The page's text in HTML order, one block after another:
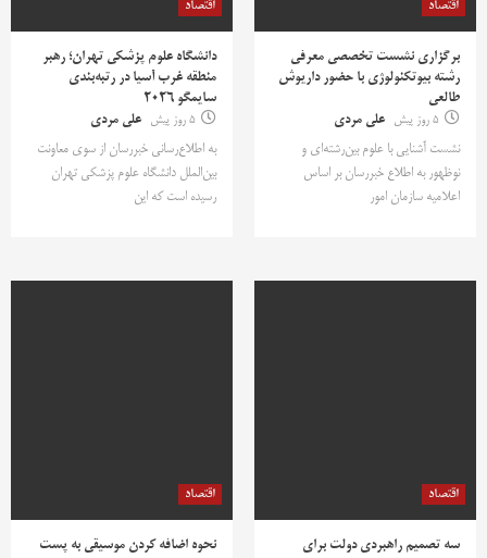
اقتصاد
برگزاری نشست تخصصی معرفی
رشته بیوتکنولوژی با حضور داریوش
طالعی
5 روز پیش
علی مردی
نشست آشنایی با علوم بین‌رشته‌ای و
نوظهور به اطلاع خبررسان بر اساس
اعلامیه سازمان امور
اقتصاد
دانشگاه علوم پزشکی تهران؛ رهبر
منطقه غرب آسیا در رتبه‌بندی
سایمگو ۲۰۲۶
5 روز پیش
علی مردی
به اطلاع‌رسانی خبررسان از سوی معاونت
بین‌الملل دانشگاه علوم پزشکی تهران
رسیده است که این
اقتصاد
سه تصمیم راهبردی دولت برای
اقتصاد
نحوه اضافه کردن موسیقی به پست